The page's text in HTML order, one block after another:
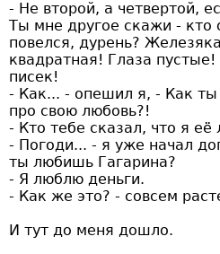
- Не второй, а четвертой,
Ты мне другое скажи - кто
повелся, дурень?
квадратная! Глаза
писек!
- Как... - опешил я, - Как
про свою любовь?!
- Кто тебе сказал, что я её
- Погоди... - я уже начал
ты любишь Гагарина?
- Я люблю деньги.
- Как же это? - совсем
И тут до меня дошло.